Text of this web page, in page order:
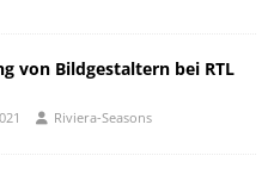
von Bildgestaltern bei RTL
Riviera-Seasons